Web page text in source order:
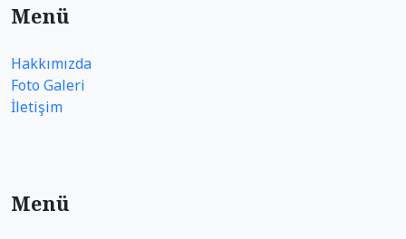
Menü
Hakkımızda
Foto Galeri
İletişim
Menü